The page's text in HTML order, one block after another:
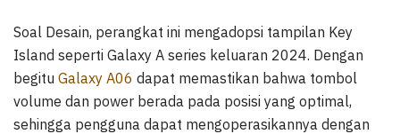
Soal Desain, perangkat ini mengadopsi tampilan Key
Island seperti Galaxy A series keluaran 2024. Dengan
begitu Galaxy A06 dapat memastikan bahwa tombol
volume dan power berada pada posisi yang optimal,
sehingga pengguna dapat mengoperasikannya dengan